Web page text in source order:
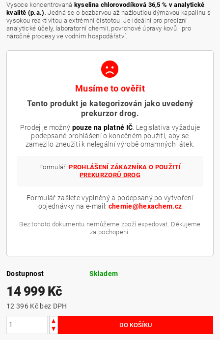
Vysoce koncentrovaná kyselina chlorovodíková 36,5 % v analytické
kvalitě (p.a.) . Jedná se o bezbarvou až nažloutlou dýmavou kapalinu s
vysokou reaktivitou a extrémní čistotou. Je ideální pro precizní
analytické účely, laboratorní chemii, povrchové úpravy kovů i pro
náročné procesy ve vodním hospodářství.
Musíme to ověřit
Tento produkt je kategorizován jako uvedený
prekurzor drog.
Prodej je možný pouze na platné IČ . Legislativa vyžaduje
podepsané prohlášení o konečném použití, aby se
zamezilo zneužití k nelegální výrobě omamných látek.
Formulář:PROHLÁŠENÍ ZÁKAZNÍKA O POUŽITÍ
PREKURZORŮ DROG
Formulář zašlete vyplněný a podepsaný po vytvoření
objednávky na e-mail: chemie@hexachem.cz
Bez tohoto dokumentu nemůžeme zboží expedovat. Děkujeme
za pochopení.
Dostupnost Skladem
14 999 Kč
12 396 Kč bez DPH